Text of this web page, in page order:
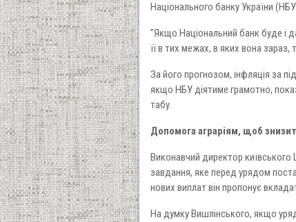
Національного банку України
"Якщо Національний банк буде і
її в тих межах, в яких вона
За його прогнозом, інфляція за
якщо НБУ діятиме грамотно,
табу.
Допомога аграріям, щоб
Виконавчий директор київського
завдання, яке перед урядом
нових виплат він пропонує
На думку Вишлінського, якщо